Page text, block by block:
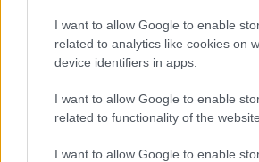
I want to allow Google to enable
related to analytics like cookies on
device identifiers in apps.
I want to allow Google to enable
related to functionality of the
I want to allow Google to enable
Come pianificare gite di sci
bollettino
gruppo
Sicurezza nello sci alpinismo: